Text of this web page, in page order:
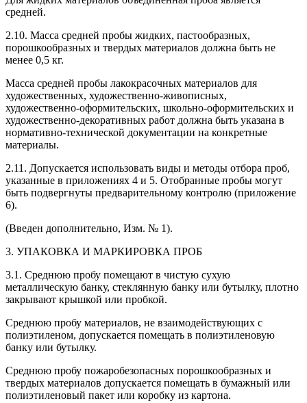
средней.
2.10. Масса средней пробы жидких, пастообразных,
порошкообразных и твердых материалов должна быть не
менее 0,5 кг.
Масса средней пробы лакокрасочных материалов для
художественных, художественно-живописных,
художественно-оформительских, школьно-оформительских и
художественно-декоративных работ должна быть указана в
нормативно-технической документации на конкретные
материалы.
2.11. Допускается использовать виды и методы отбора проб,
указанные в приложениях 4 и 5. Отобранные пробы могут
быть подвергнуты предварительному контролю (приложение
6).
(Введен дополнительно, Изм. № 1).
3. УПАКОВКА И МАРКИРОВКА ПРОБ
3.1. Среднюю пробу помещают в чистую сухую
металлическую банку, стеклянную банку или бутылку, плотно
закрывают крышкой или пробкой.
Среднюю пробу материалов, не взаимодействующих с
полиэтиленом, допускается помещать в полиэтиленовую
банку или бутылку.
Среднюю пробу пожаробезопасных порошкообразных и
твердых материалов допускается помещать в бумажный или
полиэтиленовый пакет или коробку из картона.